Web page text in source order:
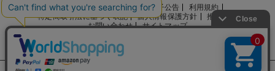
ご利用ガイド 会社概要 電子公告
利用規約
特定商取引法に基づく表記
個人情報保護方針
推奨環境
お問い合わせ
サイトマップ